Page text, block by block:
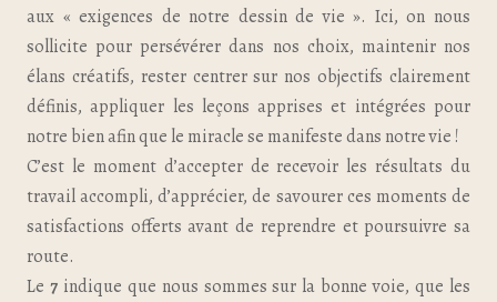
aux « exigences de notre dessin de vie ». Ici, on nous
sollicite pour persévérer dans nos choix, maintenir nos
élans créatifs, rester centrer sur nos objectifs clairement
définis, appliquer les leçons apprises et intégrées pour
notre bien afin que le miracle se manifeste dans notre vie !
C’est le moment d’accepter de recevoir les résultats du
travail accompli, d’apprécier, de savourer ces moments de
satisfactions offerts avant de reprendre et poursuivre sa
route.
Le 7indique que nous sommes sur la bonne voie, que les